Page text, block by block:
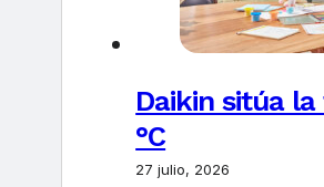
Daikin sitúa
°C
27 julio, 2026